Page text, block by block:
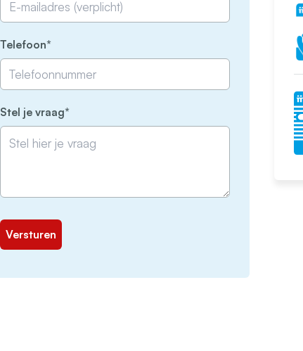
Telefoon
Stel je vraag